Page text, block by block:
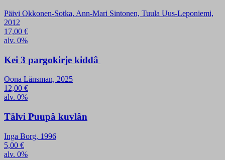
Päivi Okkonen-Sotka, Ann-Mari Sintonen, Tuula Uus-Leponiemi,
2012
17,00 €
alv. 0%
Kei 3 pargokirje kiđđâ
Oona Länsman, 2025
12,00 €
alv. 0%
Tälvi Puupâ kuvlân
Inga Borg, 1996
5,00 €
alv. 0%